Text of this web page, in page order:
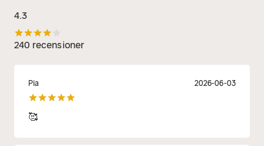
4.3
240 recensioner
Pia 2026-06-03
🥰